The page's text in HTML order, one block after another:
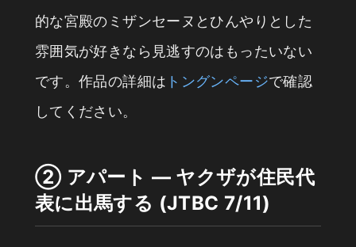
的な宮殿のミザンセーヌとひんやりとした
雰囲気が好きなら見逃すのはもったいない
です。作品の詳細は トングンページで確認
してください。
② アパート — ヤクザが住民代
表に出馬する (JTBC 7/11)